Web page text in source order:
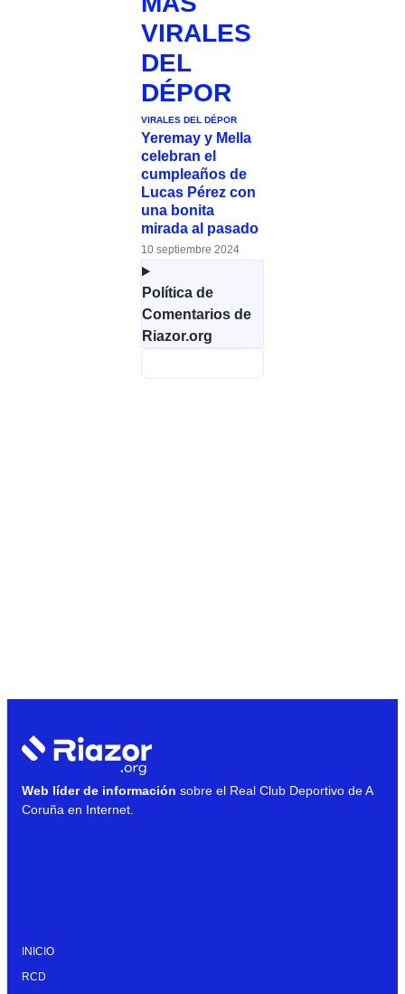
VIRALES
DEL
DÉPOR
VIRALES DEL DÉPOR
Yeremay y Mella
celebran el
cumpleaños de
Lucas Pérez con
una bonita
mirada al pasado
10 septiembre 2024
Política de
Comentarios de
Riazor.org
Web líder de información sobre el Real Club Deportivo de A
Coruña en Internet.
INICIO
RCD